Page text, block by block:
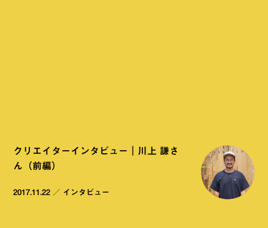
クリエイターインタビュー｜川上 謙さ
ん（前編）
2017.11.22 ／ インタビュー